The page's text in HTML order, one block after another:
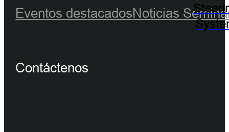
Eventos destacadosNoticias
Contáctenos